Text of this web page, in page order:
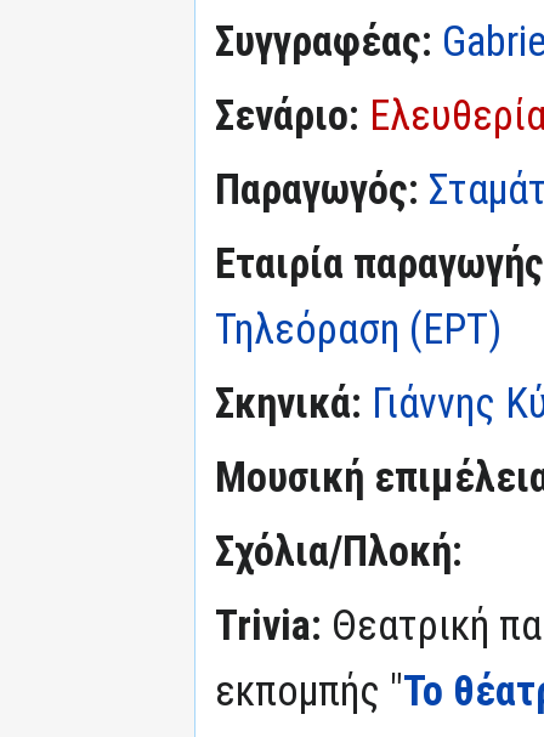
Συγγραφέας:
Σενάριο:
Παραγωγός:
Εταιρία
Τηλεόραση (ΕΡΤ)
Σκηνικά: Γιάννης
Μουσική
Σχόλια/Πλοκή:
Trivia: Θεατρική
εκπομπής "Το